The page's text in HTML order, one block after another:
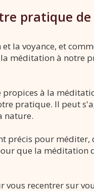
pratique de
la voyance, et
méditation à notre
à la
pratique. Il peut
nature.
précis pour
que la méditation
recentrer sur